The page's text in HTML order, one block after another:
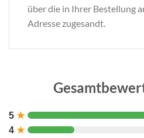
über die in Ihrer Bestellung
Adresse zugesandt.
5 ★
4 ★